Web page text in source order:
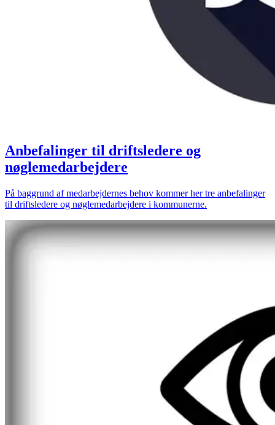
Anbefalinger til driftsledere og
nøglemedarbejdere
På baggrund af medarbejdernes behov kommer her tre anbefalinger
til driftsledere og nøglemedarbejdere i kommunerne.